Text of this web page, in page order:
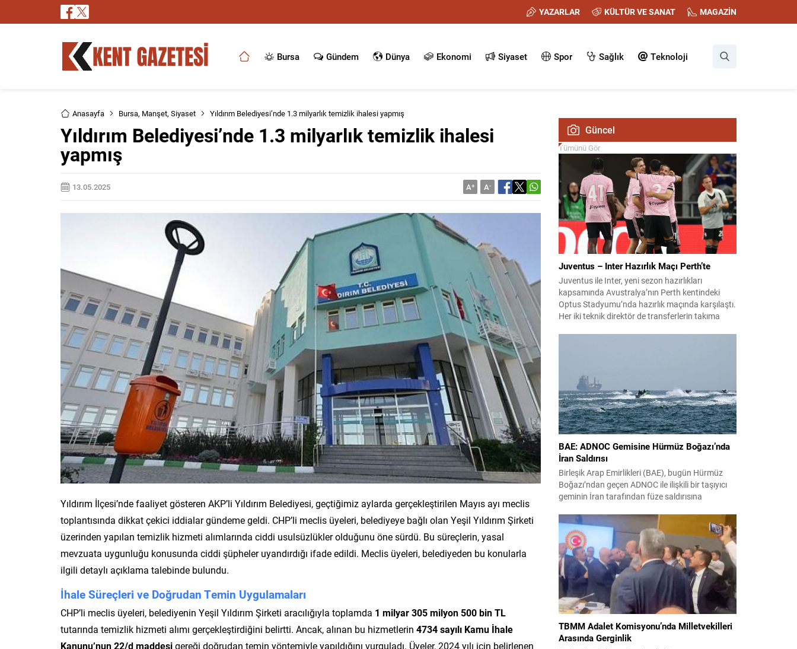
YAZARLAR KÜLTÜR VE SANAT MAGAZİN
Bursa Gündem Dünya Ekonomi Siyaset Spor Sağlık Teknoloji
Anasayfa Bursa, Manşet, Siyaset Yıldırım Belediyesi’nde 1.3 milyarlık temizlik ihalesi yapmış
Yıldırım Belediyesi’nde 1.3 milyarlık temizlik ihalesi
yapmış
13.05.2025 A+ A-
Yıldırım İlçesi’nde faaliyet gösteren AKP’li Yıldırım Belediyesi, geçtiğimiz aylarda gerçekleştirilen Mayıs ayı meclis
toplantısında dikkat çekici iddialar gündeme geldi. CHP’li meclis üyeleri, belediyeye bağlı olan Yeşil Yıldırım Şirketi
üzerinden yapılan temizlik hizmeti alımlarında ciddi usulsüzlükler olduğunu öne sürdü. Bu süreçlerin, yasal
mevzuata uygunluğu konusunda ciddi şüpheler uyandırdığı ifade edildi. Meclis üyeleri, belediyeden bu konularla
ilgili detaylı açıklama talebinde bulundu.
İhale Süreçleri ve Doğrudan Temin Uygulamaları
CHP’li meclis üyeleri, belediyenin Yeşil Yıldırım Şirketi aracılığıyla toplamda 1 milyar 305 milyon 500 bin TL
tutarında temizlik hizmeti alımı gerçekleştirdiğini belirtti. Ancak, alınan bu hizmetlerin 4734 sayılı Kamu İhale
Kanunu’nun 22/d maddesigereği doğrudan temin yöntemiyle yapıldığını vurguladı. Üyeler, 2024 yılı için belirlenen
Güncel
Tümünü Gör
Juventus – Inter Hazırlık Maçı Perth’te
Juventus ile Inter, yeni sezon hazırlıkları
kapsamında Avustralya’nın Perth kentindeki
Optus Stadyumu’nda hazırlık maçında karşılaştı.
Her iki teknik direktör de transferlerin takıma
Yıldız ilk 11’de görev alırken,...
BAE: ADNOC Gemisine Hürmüz Boğazı’nda
İran Saldırısı
Birleşik Arap Emirlikleri (BAE), bugün Hürmüz
Boğazı’ndan geçen ADNOC ile ilişkili bir taşıyıcı
geminin İran tarafından füze saldırısına
alındığını bildirirken saldırıyı kınadı ve Tahran’ı
korsanlıkla suçladı. WAM ajansının aktardığı ilk
açıklamada, ADNOC’a ait bir geminin sabah
saatlerinde hedef alındığı belirtildi; ilerleyen
dakikalarda ise BAE...
TBMM Adalet Komisyonu’nda Milletvekilleri
Arasında Gerginlik